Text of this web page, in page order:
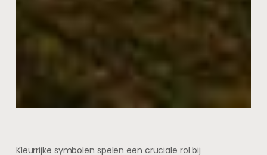
Kleurrijke symbolen spelen een cruciale rol bij